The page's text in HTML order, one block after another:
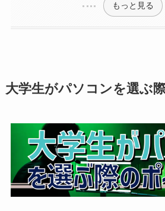
もっと見る
大学生がパソコンを選ぶ